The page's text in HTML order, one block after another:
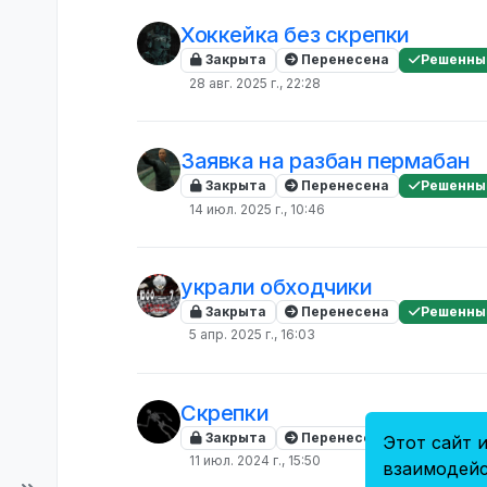
Хоккейка без скрепки
Закрыта Перенесена
28 авг. 2025 г., 22:28
Заявка на разбан пермабан
Закрыта Перенесена
14 июл. 2025 г., 10:46
украли обходчики
Закрыта Перенесена
5 апр. 2025 г., 16:03
Скрепки
Закрыта Перенесена
11 июл. 2024 г., 15:50
Этот сайт